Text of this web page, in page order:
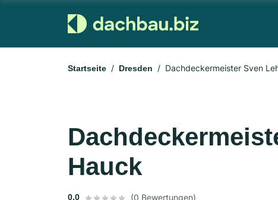
Startseite Dresden Dachdeckermeister Sven
Hauck
0.0 (0 Bewertungen)